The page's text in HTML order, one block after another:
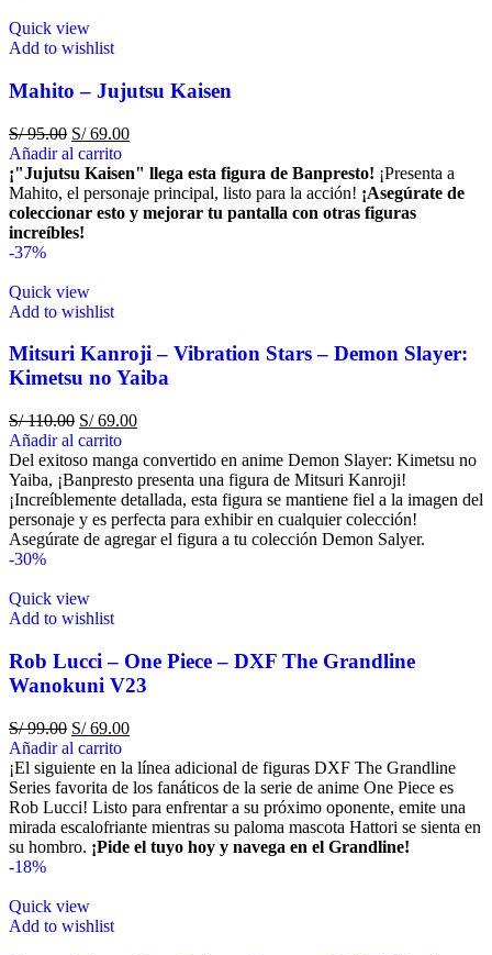
Quick view
Add to wishlist
Mahito – Jujutsu Kaisen
S/95.00 S/69.00
Añadir al carrito
¡"Jujutsu Kaisen" llega esta figura de Banpresto! ¡Presenta a
Mahito, el personaje principal, listo para la acción! ¡Asegúrate de
coleccionar esto y mejorar tu pantalla con otras figuras
increíbles!
-37%
Quick view
Add to wishlist
Mitsuri Kanroji – Vibration Stars – Demon Slayer:
Kimetsu no Yaiba
S/110.00 S/69.00
Añadir al carrito
Del exitoso manga convertido en anime Demon Slayer: Kimetsu no
Yaiba, ¡Banpresto presenta una figura de Mitsuri Kanroji!
¡Increíblemente detallada, esta figura se mantiene fiel a la imagen del
personaje y es perfecta para exhibir en cualquier colección!
Asegúrate de agregar el figura a tu colección Demon Salyer.
-30%
Quick view
Add to wishlist
Rob Lucci – One Piece – DXF The Grandline
Wanokuni V23
S/99.00 S/69.00
Añadir al carrito
¡El siguiente en la línea adicional de figuras DXF The Grandline
Series favorita de los fanáticos de la serie de anime One Piece es
Rob Lucci! Listo para enfrentar a su próximo oponente, emite una
mirada escalofriante mientras su paloma mascota Hattori se sienta en
su hombro. ¡Pide el tuyo hoy y navega en el Grandline!
-18%
Quick view
Add to wishlist